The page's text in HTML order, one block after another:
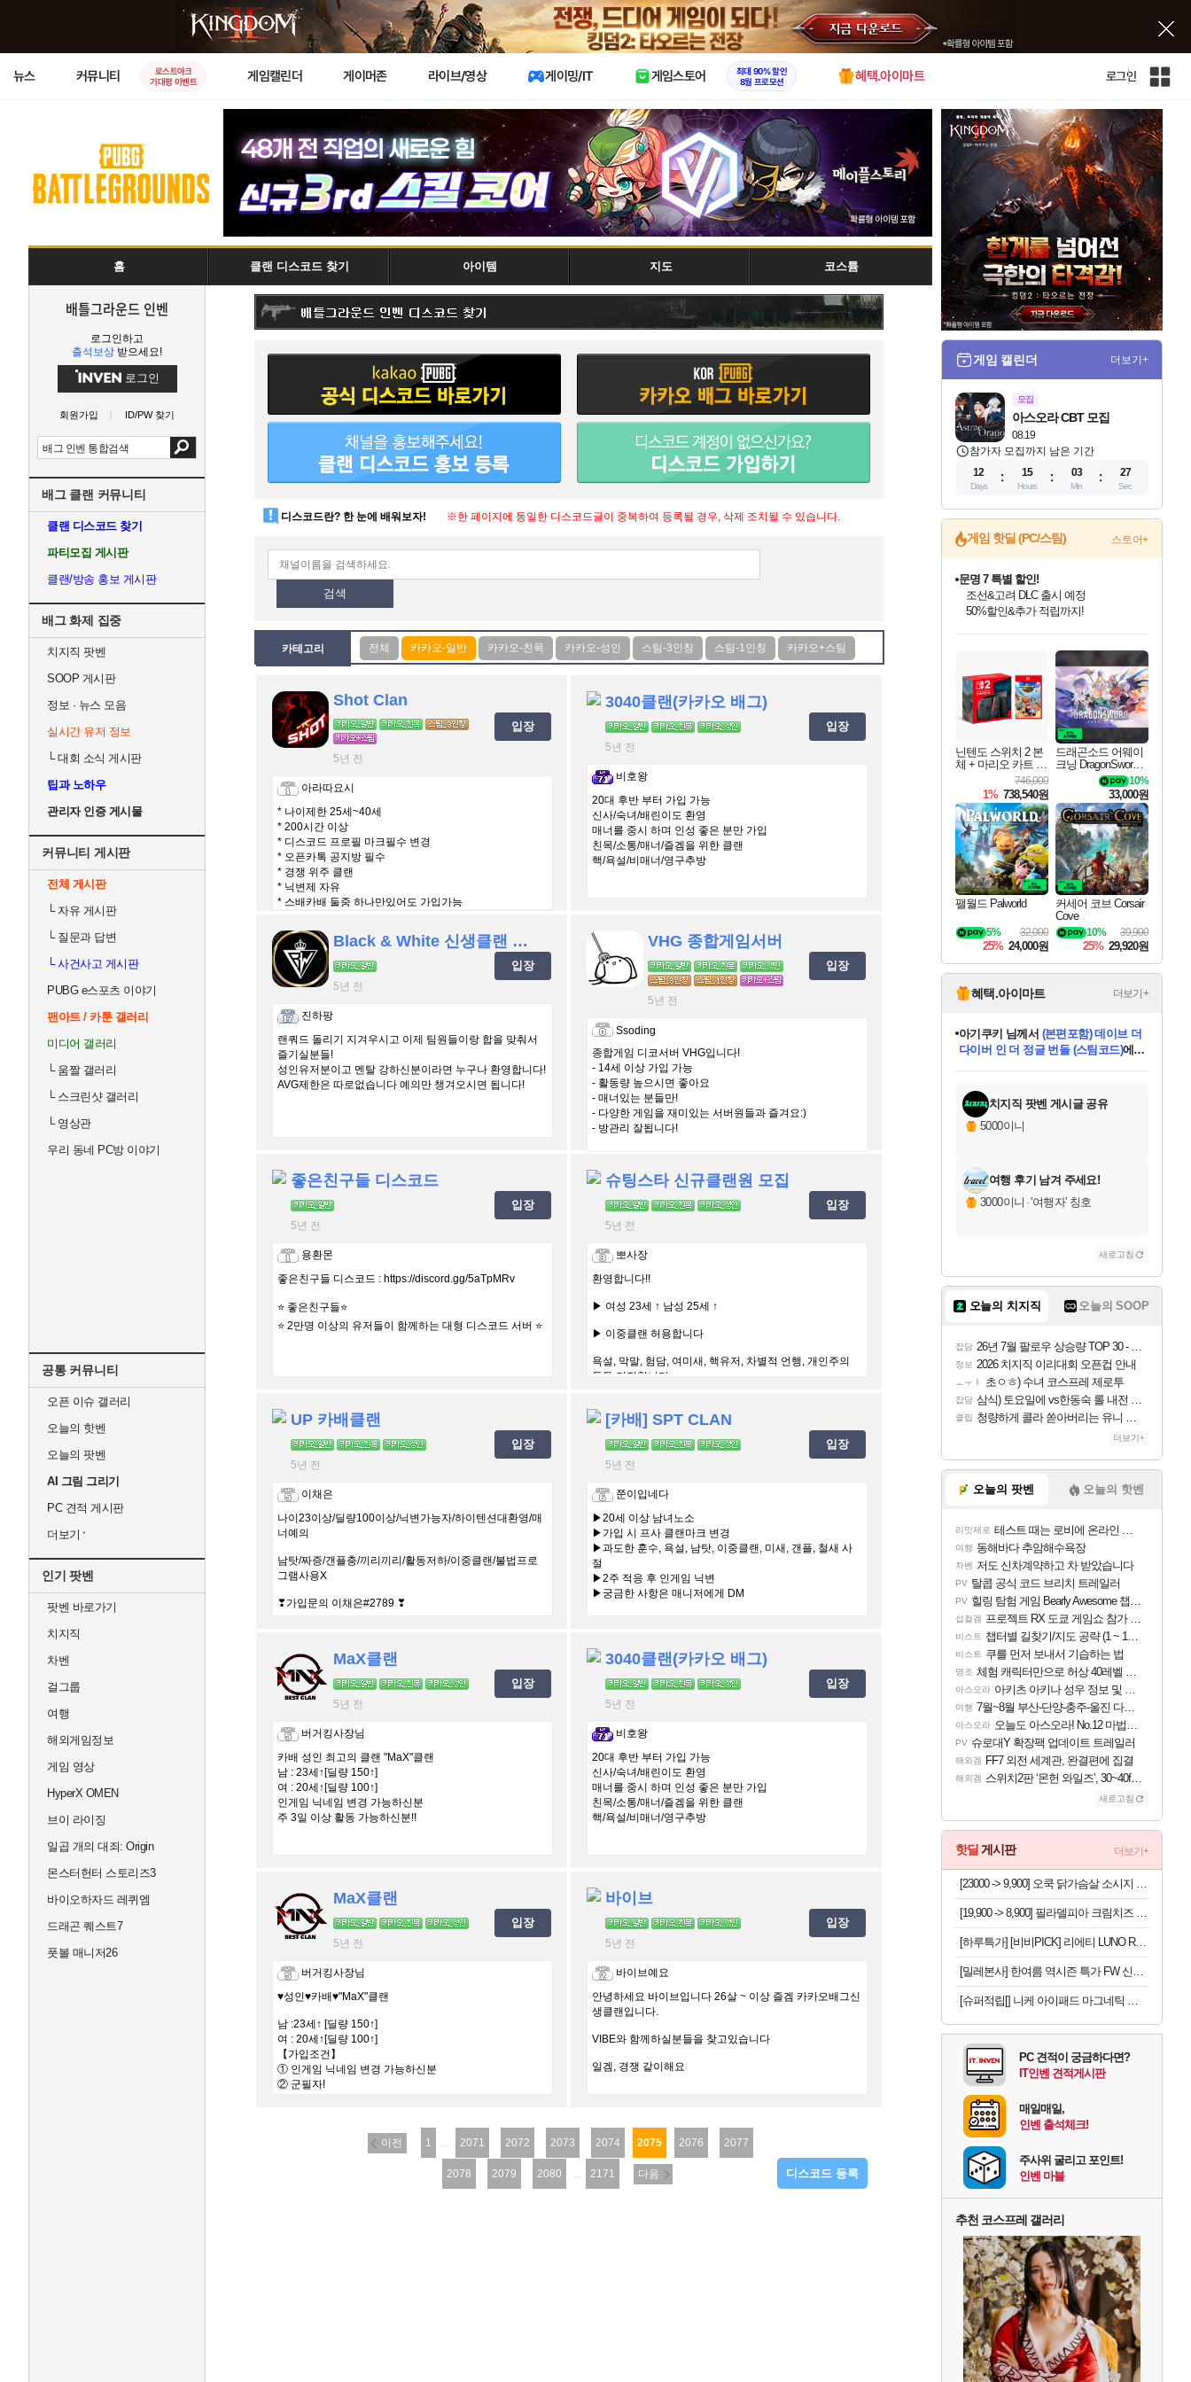
X
뉴스 커뮤니티
로스트아크
기대평 이벤트
게임캘린더 게이머존 라이브/영상 게이밍/IT 게임스토어
최대 90% 할인
8월 프로모션
혜택.아이마트 로그인
인
전
체
사
이
트
맵
홈 클랜 디스코드 찾기 아이템 지도 코스튬
배틀그라운드 인벤
로그인하고
출석보상 받으세요!
로그인
회원가입 ID/PW 찾기
배그 클랜 커뮤니티
클랜 디스코드 찾기
파티모집 게시판
클랜/방송 홍보 게시판
배그 화제 집중
치지직 팟벤
SOOP 게시판
정보 · 뉴스 모음
실시간 유저 정보
└대회 소식 게시판
팁과 노하우
관리자 인증 게시물
커뮤니티 게시판
전체 게시판
└자유 게시판
└질문과 답변
└사건사고 게시판
PUBG e스포츠 이야기
팬아트 / 카툰 갤러리
미디어 갤러리
└움짤 갤러리
└스크린샷 갤러리
└영상관
우리 동네 PC방 이야기
공통 커뮤니티
오픈 이슈 갤러리
오늘의 핫벤
오늘의 팟벤
AI 그림 그리기
PC 견적 게시판
더보기
인기 팟벤
팟벤 바로가기
치지직
차벤
걸그룹
여행
해외게임정보
게임 영상
HyperX OMEN
브이 라이징
일곱 개의 대죄: Origin
몬스터헌터 스토리즈3
바이오하자드 레퀴엠
드래곤 퀘스트7
풋볼 매니저26
디스코드란? 한 눈에 배워보자! ※한 페이지에 동일한 디스코드글이 중복하여 등록될 경우, 삭제 조치될 수 있습니다.
검색
카테고리
Shot Clan
5년 전
입장
아라따요시
* 나이제한 25세~40세
* 200시간 이상
* 디스코드 프로필 마크필수 변경
* 오픈카톡 공지방 필수
* 경쟁 위주 클랜
* 닉변제 자유
* 스배카배 둘중 하나만있어도 가입가능
3040클랜(카카오 배그)
5년 전
입장
비호왕
20대 후반 부터 가입 가능
신사/숙녀/배린이도 환영
매너를 중시 하며 인성 좋은 분만 가입
친목/소통/매너/즐겜을 위한 클랜
핵/욕설/비매너/영구추방
Black & White 신생클랜 입니다 어서오세요~
5년 전
입장
진하팡
랜쿼드 돌리기 지겨우시고 이제 팀원들이랑 합을 맞춰서
즐기실분들!
성인유저분이고 멘탈 강하신분이라면 누구나 환영합니다!
AVG제한은 따로없습니다 예의만 챙겨오시면 됩니다!
VHG 종합게임서버
5년 전
입장
Ssoding
종합게임 디코서버 VHG입니다!
- 14세 이상 가입 가능
- 활동량 높으시면 좋아요
- 매너있는 분들만!
- 다양한 게임을 재미있는 서버원들과 즐겨요:)
- 방관리 잘됩니다!
좋은친구들 디스코드
5년 전
입장
용환몬
좋은친구들 디스코드 : https://discord.gg/5aTpMRv
⭐️ 좋은친구들⭐️
⭐️ 2만명 이상의 유저들이 함께하는 대형 디스코드 서버 ⭐️
슈팅스타 신규클랜원 모집
5년 전
입장
뽀사장
환영합니다!!
​▶ 여성 23세 ↑ 남성 25세 ↑
▶ 이중클랜 허용합니다
욕설, 막말, 험담, 여미새, 핵유저, 차별적 언행, 개인주의
등등 거절합니다
UP 카배클랜
5년 전
입장
이채은
나이23이상/딜량100이상/닉변가능자/하이텐션대환영/매
너예의
남탓/짜증/갠플충/끼리끼리/활동저하/이중클랜/불법프로
그램사용X
❣가입문의 이채은#2789 ❣
[카배] SPT CLAN
5년 전
입장
쭌이입네다
▶20세 이상 남녀노소
▶가입 시 프사 클랜마크 변경
▶과도한 훈수, 욕설, 남탓, 이중클랜, 미새, 갠플, 철새 사
절
▶2주 적응 후 인게임 닉변
▶궁금한 사항은 매니저에게 DM
MaX클랜
5년 전
입장
버거킹사장님
카배 성인 최고의 클랜 "MaX"클랜
남 : 23세↑[딜량 150↑]
여 : 20세↑[딜량 100↑]
인게임 닉네임 변경 가능하신분
주 3일 이상 활동 가능하신분!!
3040클랜(카카오 배그)
5년 전
입장
비호왕
20대 후반 부터 가입 가능
신사/숙녀/배린이도 환영
매너를 중시 하며 인성 좋은 분만 가입
친목/소통/매너/즐겜을 위한 클랜
핵/욕설/비매너/영구추방
MaX클랜
5년 전
입장
버거킹사장님
♥성인♥카배♥"MaX"클랜
남 :23세↑ [딜량 150↑]
여 : 20세↑[딜량 100↑]
【가입조건】
① 인게임 닉네임 변경 가능하신분
② 군필자!
바이브
5년 전
입장
바이브예요
안녕하세요 바이브입니다 26살 ~ 이상 즐겜 카카오배그신
생클랜입니다.
VIBE와 함께하실분들을 찾고있습니다
일겜, 경쟁 같이해요
이전 1 ... 2071 2072 2073 2074 2075 2076 2077
2078 2079 2080 ... 2171 다음 디스코드 등록
게임 캘린더 더보기+
모집
08.19
아스오라 CBT 모집
참가자 모집까지 남은 기간
12
Days
15
Hours
03
Min
27
Sec
게임 핫딜 (PC/스팀) 스토어+
최대 90% 할인가를 만나보세요!
네이버혜택과 함께 만나보세요!
문명 7 특별 할인!
조선&고려 DLC 출시 예정
50%할인&추가 적립까지!
이니&베니 혜택까지!
네이버 혜택가와 함께 예약하세요!
할인&네이버혜택으로 만나보세요!
네이버페이 혜택과 만나보세요!
40주년 프로모션으로 만나보세요!
네이버 포인트 혜택까지!
할인가에 만나보세요!
일부 에디션 상시 할인!
혜택으로 예약 판매 중
편안하게 충전하세요
닌텐도 스위치 2 본
체 + 마리오 카트 월
746,000
1% 738,540원
드래곤소드 어웨이
크닝 DragonSword A
10%
33,000원
팰월드 Palworld
32,000
5%
25% 24,000원
커세어 코브 Corsair
Cove
39,900
10%
25% 29,920원
혜택.아이마트 더보기+
당첨되셨습니다.
아기쿠키 님께서 (본편포함) 데이브 더
다이버 인 더 정글 번들 (스팀코드)에
당첨되셨습니다.
당첨되셨습니다.
에디션 (스팀코드)를 교환.
당첨되셨습니다.
당첨되셨습니다.
당첨되셨습니다.
당첨되셨습니다.
치지직 팟벤 게시글 공유
5000이니
여행 후기 남겨 주세요!
3000이니 ·'여행자' 칭호
새로고침
오늘의 치지직 오늘의 SOOP
잡담 26년 7월 팔로우 상승량 TOP 30 - 월간 치지직
정보 2026 치지직 이리대회 오픈컵 안내
ㅗㅜㅑ 초ㅇㅎ) 수녀 코스프레 제로투
잡담 삼식) 토요일에 vs한동숙 롤 내전 예정
클립 청량하게 콜라 쏟아버리는 유니 ㅋㅋㅋ
더보기+
오늘의 팟벤 오늘의 핫벤
리밋제로 테스트 때는 로비에 온라인 기능이 있는데
여행 동해바다 추암해수욕장
차벤 저도 신차계약하고 차 받았습니다
PV 탈콥 공식 코드 브리치 트레일러
PV 힐링 탐험 게임 Bearly Awesome 챕터 1 트레일러
섭컬겜 프로젝트 RX 도쿄 게임쇼 참가 결정
비스트 챕터별 길찾기/지도 공략 (1 ~ 12장)
비스트 쿠를 먼저 보내서 기습하는 법
명조 체험 캐릭터만으로 허상 40레벨 하이와티아 5분 컷!｜에이메스·린네·모니에 명함
아스오라 아키츠 아키나 성우 정보 및 주요 필모
여행 7월~8월 부산-단양-충주-울진 다녀왔어요~
아스오라 오늘도 아스오라! No.12 마법사 클랜: 신주쿠구
PV 슈로대Y 확장팩 업데이트 트레일러
해외겜 FF7 외전 세계관, 완결편에 집결
해외겜 스위치2판 ‘몬헌 와일즈’, 30~40fps 목표 추정
새로고침
핫딜 게시판 더보기+
[23000 -> 9,900] 오쿡 닭가슴살 소시지 핫바 12개
[19,900 -> 8,900] 필라델피아 크림치즈 미니 x 16개
[하루특가] [비비PICK] 리에티 LUNO RT 4056 선글라스
[밀레본사] 한여름 역시즌 특가 FW 신상 패딩/다운/겨울등산용품 모음
[슈퍼적립[] 니케 아이패드 마그네틱 거치대 태블릿 자석 아이패드 프로 12.9 Magsnap Basic
PC 견적이 궁금하다면?
IT인벤 견적게시판
매일매일,
인벤 출석체크!
주사위 굴리고 포인트!
인벤 마블
추천 코스프레 갤러리